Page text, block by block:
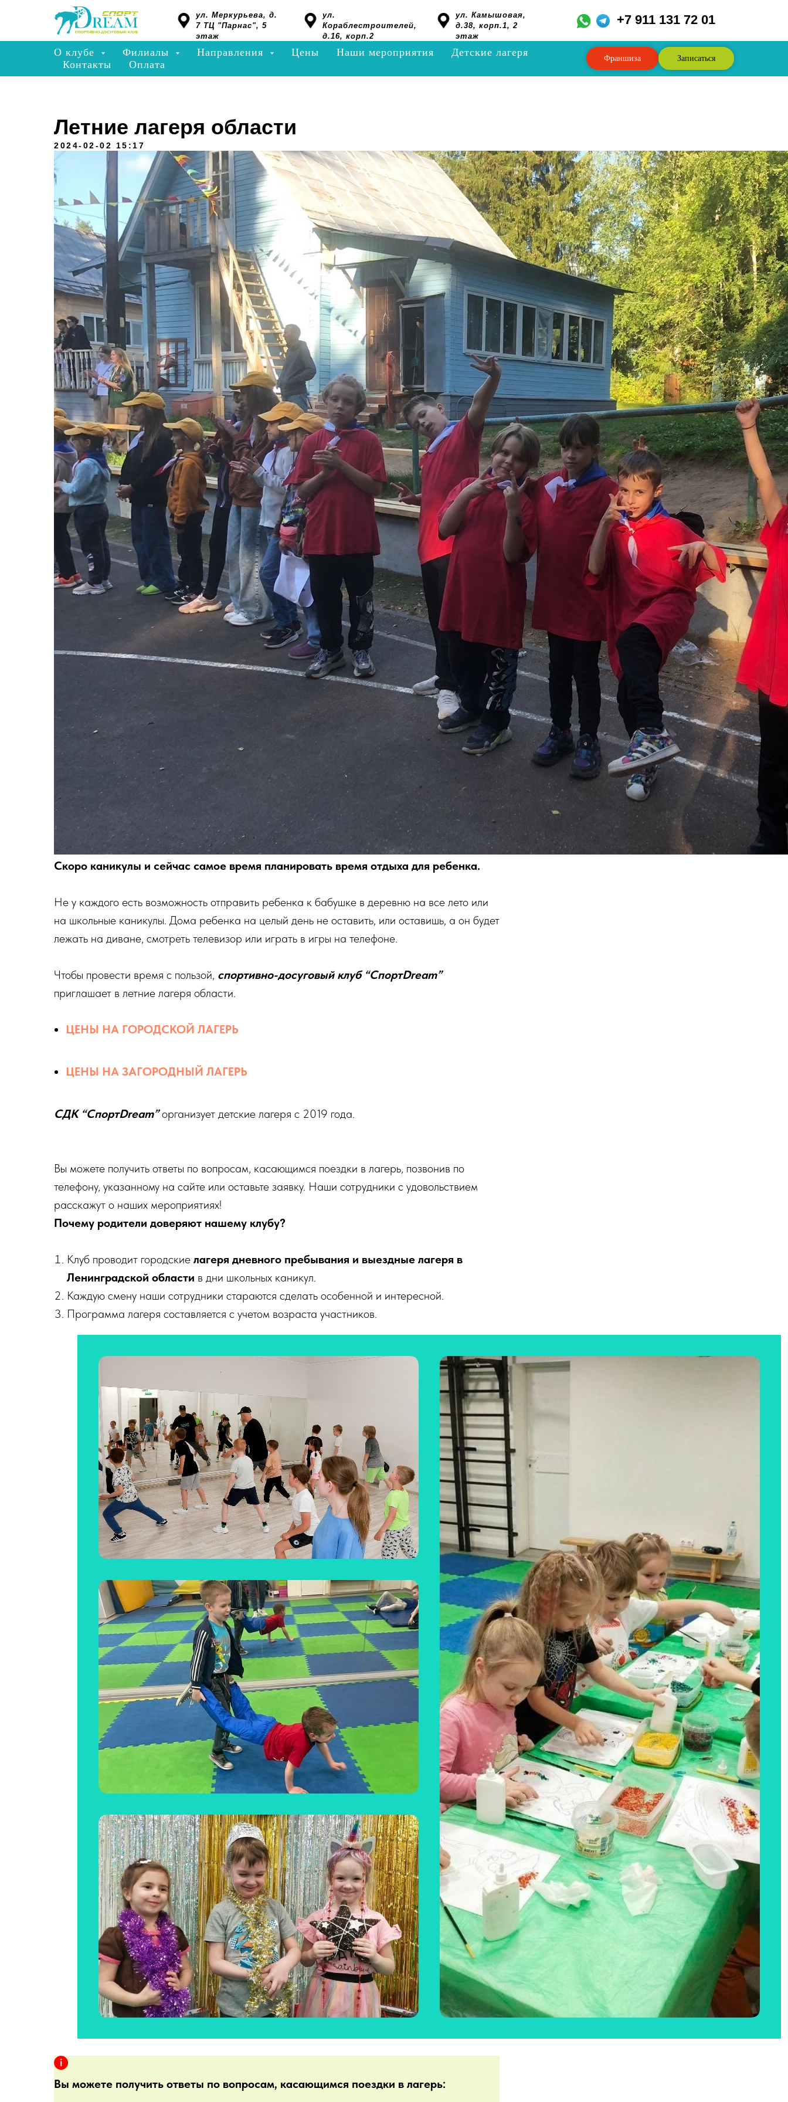
ул. Меркурьева, д.
7 ТЦ "Парнас", 5
этаж
ул.
Кораблестроителей,
д.16, корп.2
ул. Камышовая,
д.38, корп.1, 2
этаж
+7 911 131 72 01
О клубе Филиалы Направления Цены Наши мероприятия
Детские лагеря
Контакты
Оплата
Франшиза Записаться
Летние лагеря области
2024-02-02 15:17
Скоро каникулы и сейчас самое время планировать время отдыха для ребенка.
Не у каждого есть возможность отправить ребенка к бабушке в деревню на все лето или
на школьные каникулы. Дома ребенка на целый день не оставить, или оставишь, а он будет
лежать на диване, смотреть телевизор или играть в игры на телефоне.
Чтобы провести время с пользой, спортивно-досуговый клуб “СпортDream”
приглашает в летние лагеря области.
ЦЕНЫ НА ГОРОДСКОЙ ЛАГЕРЬ
ЦЕНЫ НА ЗАГОРОДНЫЙ ЛАГЕРЬ
СДК “СпортDream”организует детские лагеря с 2019 года.
Вы можете получить ответы по вопросам, касающимся поездки в лагерь, позвонив по
телефону, указанному на сайте или оставьте заявку. Наши сотрудники с удовольствием
расскажут о наших мероприятиях!
Почему родители доверяют нашему клубу?
Клуб проводит городские лагеря дневного пребывания и выездные лагеря в
Ленинградской области в дни школьных каникул.
Каждую смену наши сотрудники стараются сделать особенной и интересной.
Программа лагеря составляется с учетом возраста участников.
Вы можете получить ответы по вопросам, касающимся поездки в лагерь: